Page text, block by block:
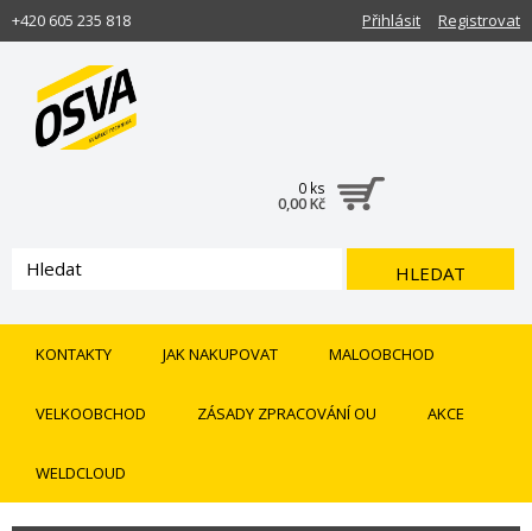
+420 605 235 818 Registrovat
Přihlásit
0 ks
0,00 Kč
HLEDAT
KONTAKTY JAK NAKUPOVAT MALOOBCHOD
VELKOOBCHOD ZÁSADY ZPRACOVÁNÍ OU AKCE
WELDCLOUD